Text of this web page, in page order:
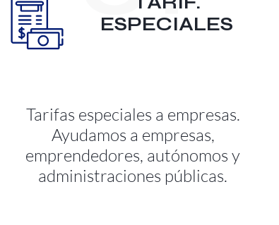
ESPECIALES
Tarifas especiales a empresas.
Ayudamos a empresas,
emprendedores, autónomos y
administraciones públicas.